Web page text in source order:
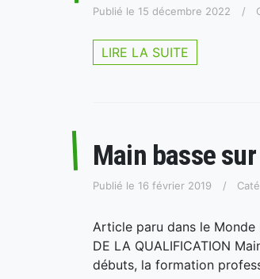
Publié le 15 décembre 2022
LIRE LA SUITE
Main basse
Publié le 16 février 2019
Article paru dans le Monde
DE LA QUALIFICATION
débuts, la formation